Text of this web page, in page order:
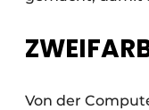
Von der